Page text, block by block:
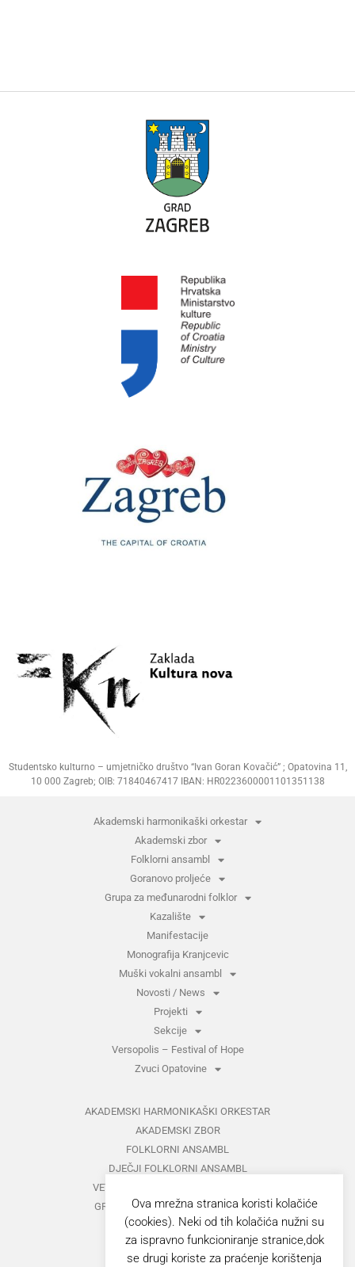
Studentsko kulturno – umjetničko društvo “Ivan Goran Kovačić” ; Opatovina 11,
10 000 Zagreb; OIB: 71840467417 IBAN: HR0223600001101351138
Akademski harmonikaški orkestar
Akademski zbor
Folklorni ansambl
Goranovo proljeće
Grupa za međunarodni folklor
Kazalište
Manifestacije
Monografija Kranjcevic
Muški vokalni ansambl
Novosti / News
Projekti
Sekcije
Versopolis – Festival of Hope
Zvuci Opatovine
AKADEMSKI HARMONIKAŠKI ORKESTAR
AKADEMSKI ZBOR
FOLKLORNI ANSAMBL
DJEČJI FOLKLORNI ANSAMBL
VETERANI FOLKLORNOG ANSAMBLA
GRUPA ZA MEĐUNARODNI FOLKLOR
KAZALIŠTE
MUŠKI VOKALNI ANSAMBL
ZAJEDNIČKI KONCERTI
Ova mrežna stranica koristi kolačiće
(cookies). Neki od tih kolačića nužni su
za ispravno funkcioniranje stranice,dok
se drugi koriste za praćenje korištenja